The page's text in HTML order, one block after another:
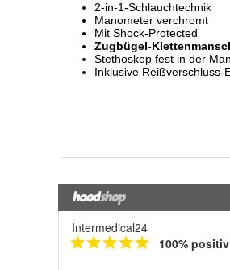
Intermedical24
100% positiv